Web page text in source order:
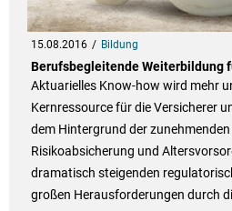
15.08.2016 Bildung
Berufsbegleitende Weiterbildung
Aktuarielles Know-how wird mehr
Kernressource für die Versicherer
dem Hintergrund der
Risikoabsicherung und
dramatisch steigenden
großen Herausforderungen durch